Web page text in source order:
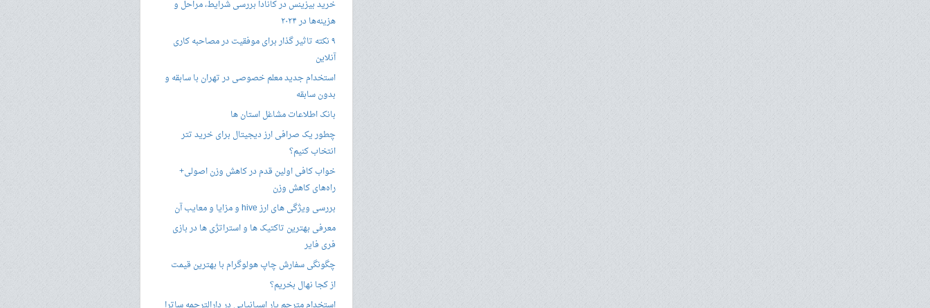
خرید بیزینس در کانادا بررسی شرایط، مراحل و
هزینه‌ها در ۲۰۲۴
۹ نکته تاثیر گذار برای موفقیت در مصاحبه کاری
آنلاین
استخدام جدید معلم خصوصی در تهران با سابقه و
بدون سابقه
بانک اطلاعات مشاغل استان ها
چطور یک صرافی ارز دیجیتال برای خرید تتر
انتخاب کنیم؟
خواب کافی اولین قدم در کاهش وزن اصولی+
راه‌های کاهش وزن
بررسی ویژگی های ارز hive و مزایا و معایب آن
معرفی بهترین تاکتیک ها و استراتژی ها در بازی
فری فایر
چگونگی سفارش چاپ هولوگرام با بهترین قیمت
از کجا نهال بخریم؟